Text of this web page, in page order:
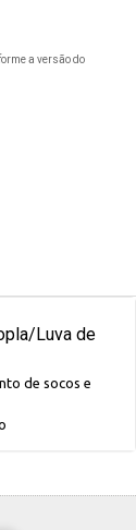
a versão do
Luva de
de socos e